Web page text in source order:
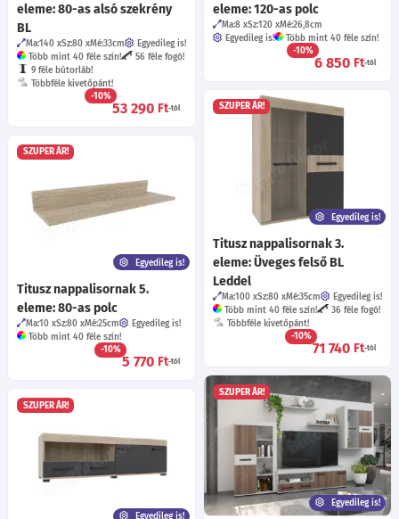
eleme: 80-as alsó szekrény
BL
Ma:140 Sz:80 Mé:33cm
Egyedileg is!
Több mint 40 féle szín!
56 féle fogó!
9 féle bútorláb!
Többféle kivetőpánt!
-10%
53 290 Ft-tól
eleme: 120-as polc
Ma:8 Sz:120 Mé:26,8cm
Egyedileg is!
Több mint 40 féle szín!
-10%
6 850 Ft-tól
SZUPER ÁR!
Egyedileg is!
Titusz nappalisornak 3.
eleme: Üveges felső BL
Leddel
Ma:100 Sz:80 Mé:35cm
Egyedileg is!
Több mint 40 féle szín!
36 féle fogó!
Többféle kivetőpánt!
-10%
71 740 Ft-tól
SZUPER ÁR!
Egyedileg is!
Titusz nappalisornak 5.
eleme: 80-as polc
Ma:10 Sz:80 Mé:25cm
Egyedileg is!
Több mint 40 féle szín!
-10%
5 770 Ft-tól
SZUPER ÁR!
Egyedileg is!
SZUPER ÁR!
Egyedileg is!